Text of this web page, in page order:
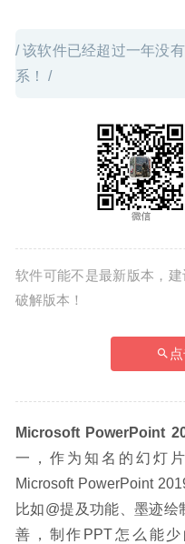
/ 该软件已经超过一年没
系！ /
软件可能不是最新版本，
破解版本！
Microsoft PowerPoint
一，作为知名的幻灯
Microsoft PowerPoint
比如@提及功能、墨迹
善，制作PPT怎么能少